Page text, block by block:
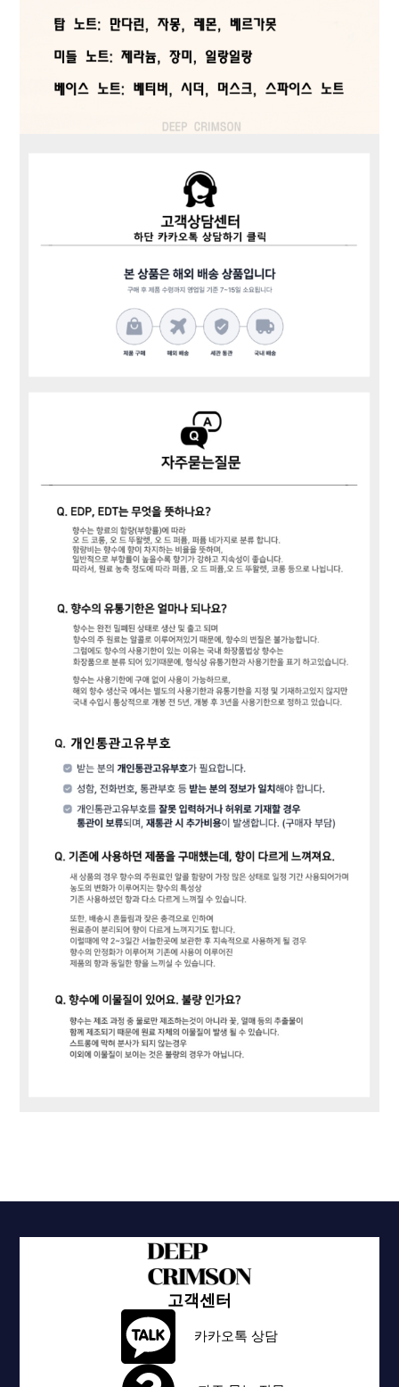
고객센터
카카오톡 상담